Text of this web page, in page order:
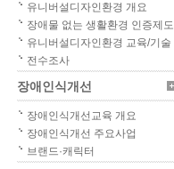
유니버설디자인환경 개요
장애물 없는 생활환경 인증제도
유니버설디자인환경 교육/기술
전수조사
장애인식개선
장애인식개선교육 개요
장애인식개선 주요사업
브랜드·캐릭터